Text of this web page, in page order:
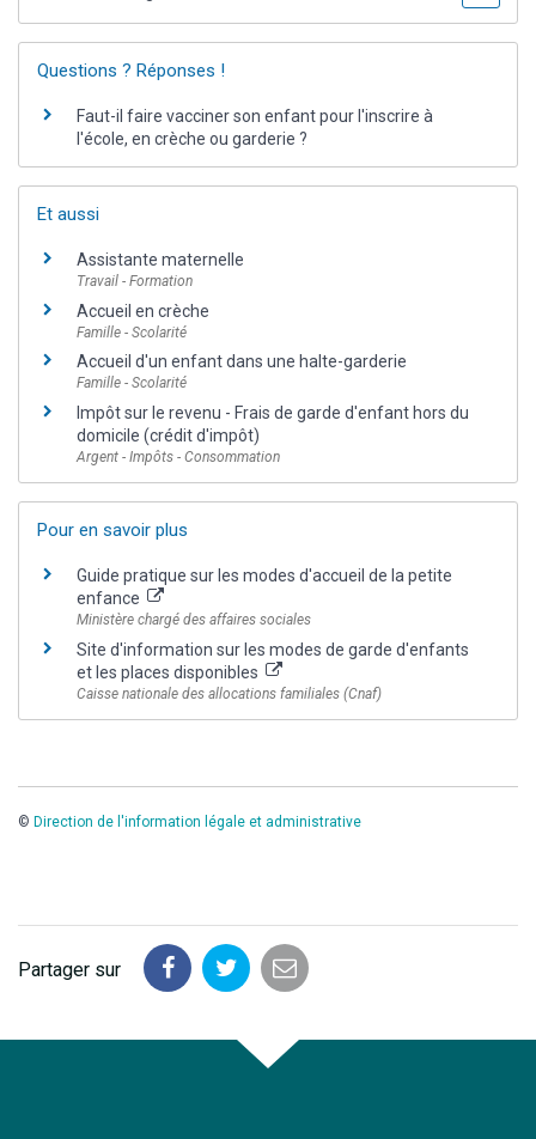
Questions ? Réponses !
Faut-il faire vacciner son enfant pour l'inscrire à
l'école, en crèche ou garderie ?
Et aussi
Assistante maternelle
Travail - Formation
Accueil en crèche
Famille - Scolarité
Accueil d'un enfant dans une halte-garderie
Famille - Scolarité
Impôt sur le revenu - Frais de garde d'enfant hors du
domicile (crédit d'impôt)
Argent - Impôts - Consommation
Pour en savoir plus
Guide pratique sur les modes d'accueil de la petite
enfance
Ministère chargé des affaires sociales
Site d'information sur les modes de garde d'enfants
et les places disponibles
Caisse nationale des allocations familiales (Cnaf)
© Direction de l'information légale et administrative
Partager sur
Partager
Facebook
Partager
Twitter
Partager
email